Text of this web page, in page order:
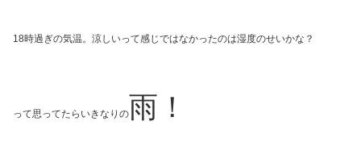
18時過ぎの気温。涼しいって感じではなかったのは湿度のせいかな？
って思ってたらいきなりの雨！